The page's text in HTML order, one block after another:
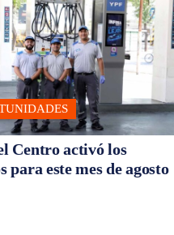
Centro activó los
para este mes de agosto